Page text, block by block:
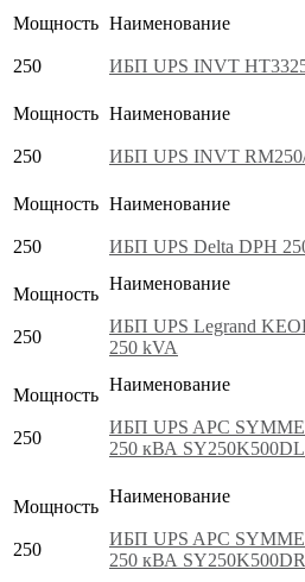
Мощность
250
Наименование
ИБП UPS INVT
Мощность
250
Наименование
ИБП UPS INVT
Мощность
250
Наименование
ИБП UPS Delta DPH
Мощность
250
Наименование
ИБП UPS Legrand
250 kVA
Мощность
250
Наименование
ИБП UPS APC
250 кВА
Мощность
250
Наименование
ИБП UPS APC
250 кВА